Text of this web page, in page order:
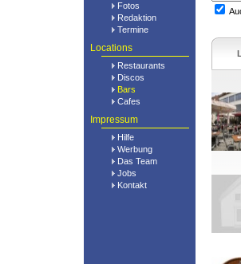
Fotos
Redaktion
Termine
Locations
Restaurants
Discos
Bars
Cafes
Impressum
Hilfe
Werbung
Das Team
Jobs
Kontakt